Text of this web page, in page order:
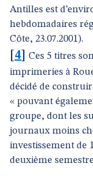
Antilles est
hebdomadaires
Côte, 23.07.2001).
4
Ces 5 titres
imprimeries à
décidé de
« pouvant
groupe, dont les
journaux moins
investissement de
deuxième